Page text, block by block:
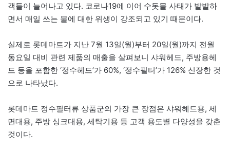
객들이 늘어나고 있다. 코로나19에 이어 수돗물 사태가 발발하
면서 매일 쓰는 물에 대한 위생이 강조되고 있기 때문이다.
실제로 롯데마트가 지난 7월 13일(월)부터 20일(월)까지 전월
동요일 대비 관련 제품의 매출을 살펴보니 샤워헤드, 주방용헤
드 등을 포함한 ‘정수헤드’가 60%, ‘정수필터’가 126% 신장한 것
으로 나타났다.
롯데마트 정수필터류 상품군의 가장 큰 장점은 샤워헤드용, 세
면대용, 주방 싱크대용, 세탁기용 등 고객 용도별 다양성을 갖춘
것이다.